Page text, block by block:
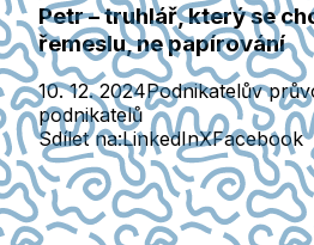
Petr – truhlář, který se
řemeslu, ne papírování
10. 12. 2024Podnikatelův
podnikatelů
Sdílet na:LinkedInXFacebook